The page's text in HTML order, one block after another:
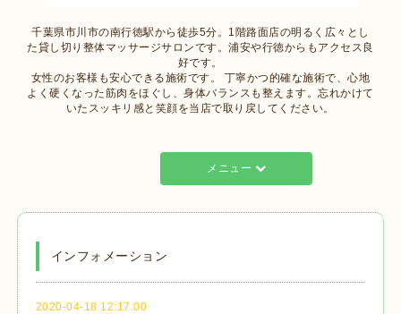
千葉県市川市の南行徳駅から徒歩5分。1階路面店の明るく広々とし
た貸し切り整体マッサージサロンです。浦安や行徳からもアクセス良
好です。
女性のお客様も安心できる施術です。 丁寧かつ的確な施術で、心地
よく硬くなった筋肉をほぐし、身体バランスも整えます。忘れかけて
いたスッキリ感と笑顔を当店で取り戻してください。
メニュー
インフォメーション
2020-04-18 12:17:00